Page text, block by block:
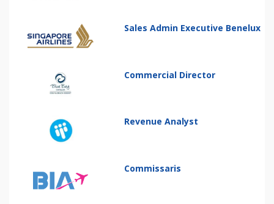
Sales Admin Executive Benelux
Commercial Director
Revenue Analyst
Commissaris